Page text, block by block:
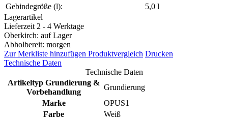
Gebindegröße (l):
5,0 l
Lagerartikel
Lieferzeit 2 - 4 Werktage
Oberkirch: auf Lager
Abholbereit: morgen
Zur Merkliste hinzufügen Produktvergleich Drucken
Technische Daten
Technische Daten
Artikeltyp Grundierung &
Vorbehandlung
Grundierung
Marke
OPUS1
Farbe
Weiß